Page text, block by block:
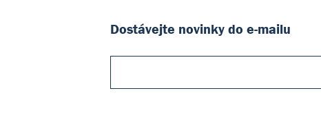
Dostávejte novinky do e-mailu